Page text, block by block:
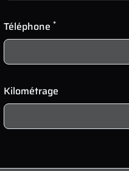
Téléphone *
Kilométrage